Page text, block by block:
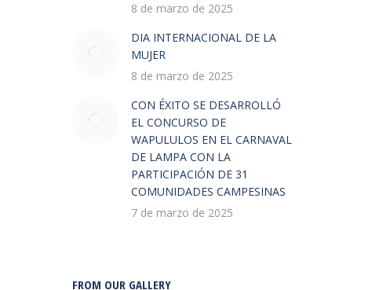
8 de marzo de 2025
DIA INTERNACIONAL DE LA
MUJER
8 de marzo de 2025
CON ÉXITO SE DESARROLLÓ
EL CONCURSO DE
WAPULULOS EN EL CARNAVAL
DE LAMPA CON LA
PARTICIPACIÓN DE 31
COMUNIDADES CAMPESINAS
7 de marzo de 2025
FROM OUR GALLERY